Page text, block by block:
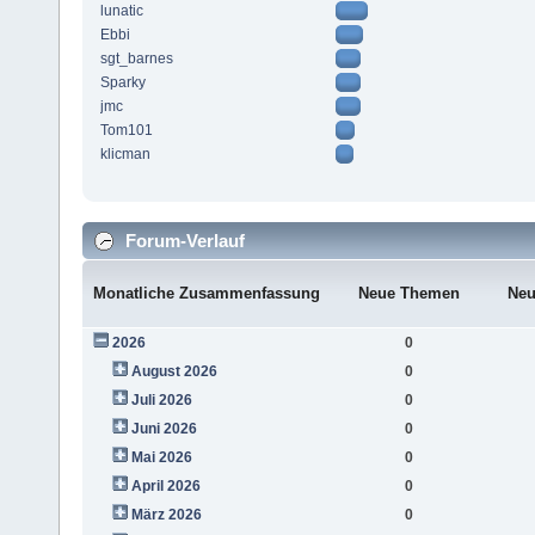
lunatic
Ebbi
sgt_barnes
Sparky
jmc
Tom101
klicman
Forum-Verlauf
Monatliche Zusammenfassung Neue Themen
2026
0
August 2026
0
Juli 2026
0
Juni 2026
0
Mai 2026
0
April 2026
0
März 2026
0